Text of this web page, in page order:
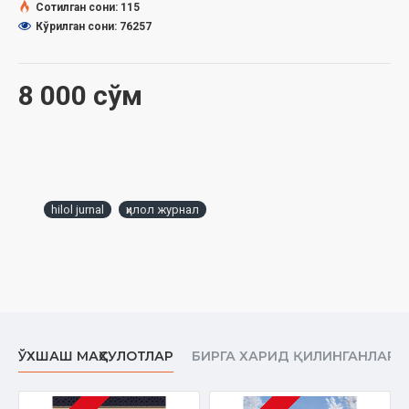
маънавий ҳаётини янгидан сарҳисоб қилиш, анбиёлар рисолати билан
мунаввар бўлган бу қайноқ ўлкада яшаш, Ислом тарихини янгитдан
ҳар бир кун, ҳар бир соатнинг қадрига етинг! Кўп вақтингизни
ибодатларга, бу табаррук юртда содир бўлган ишлар ҳақида фикр
олишга кимлар чиқиши каби бефойда фикрлар билан банд бўлмасин.
Бунинг ўрнига ҳажингизни Аллоҳ қабул қилдими, унинг мукофотига
Исмоил МУҲАММАД СОДИҚ,
мажмуаси раҳбари,журнал бош муҳаррири
8 000 сўм
Сотилган сони: 115
Кўрилган сони: 76257
hilol jurnal ҳилол журнал
ЎХШАШ МАҲСУЛОТЛАР БИРГА ХАРИД ҚИЛИНГАНЛАР